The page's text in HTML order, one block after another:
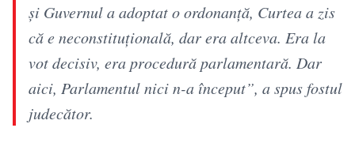
și Guvernul a adoptat o ordonanță, Curtea a zis
că e neconstituțională, dar era altceva. Era la
vot decisiv, era procedură parlamentară. Dar
aici, Parlamentul nici n-a început”, a spus fostul
judecător.